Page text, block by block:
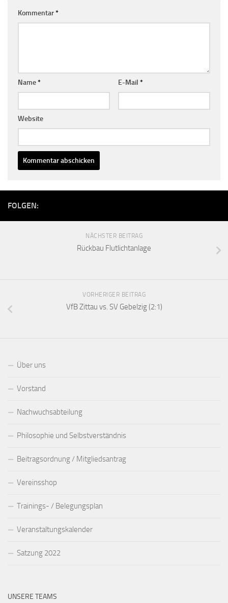
Kommentar*
Name* E-Mail *
Website
FOLGEN:
NÄCHSTER BEITRAG
Rückbau Flutlichtanlage
VORHERIGER BEITRAG
VfB Zittau vs. SV Gebelzig (2:1)
Über uns
Vorstand
Nachwuchsabteilung
Philosophie und Selbstverständnis
Beitragsordnung / Mitgliedsantrag
Vereinsshop
Trainings- / Belegungsplan
Veranstaltungskalender
Satzung 2022
UNSERE TEAMS